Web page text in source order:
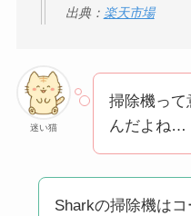
出典： 楽天市場
迷い猫
掃除機って
んだよね…
Sharkの掃除機はコ